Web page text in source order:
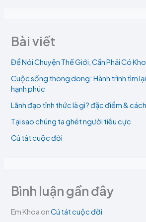
Bài viết
Để Nói Chuyện Thế Giới, Cần Phải Có
Cuộc sống thong dong: Hành trình tìm
hạnh phúc
Lãnh đạo tỉnh thức là gì? đặc điểm &
Tại sao chúng ta ghét người tiêu cực
Cú tát cuộc đời
Bình luận gần đây
Em Khoa onCú tát cuộc đời